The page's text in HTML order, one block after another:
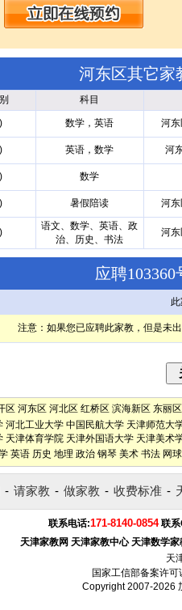
河东区其它家
科目
数学，英语 河
英语，数学 河
数学
暑假陪读 河
语文、数学、英语、政
治、历史、书法
河
应聘
注意：如果您已应聘此家教，但是未
区 河东区 河北区 红桥区 滨海新区 东丽区
河北工业大学 中国民航大学 天津师范大
天津体育学院 天津外国语大学 天津美术
英语 历史 地理 政治 钢琴 美术 书法 网球
- 请家教 - 做家教 - 收费标准 -
联系电话:171-8140-0854 联
天津家教网 天津家教中心 天津数学家
天
国家工信部备案许可
Copyright 2007-2026